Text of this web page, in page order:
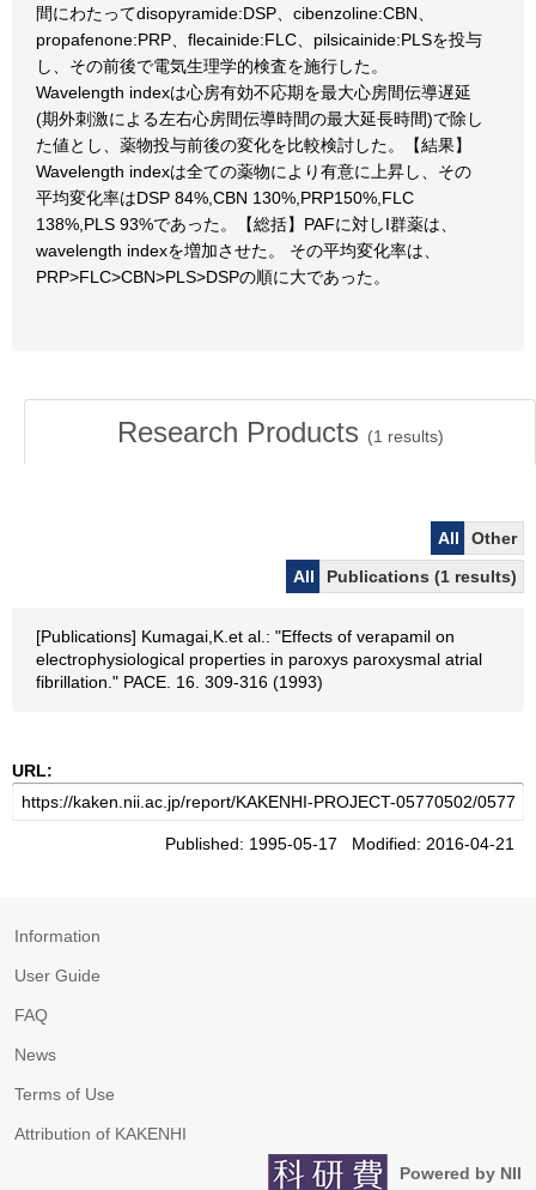
間にわたってdisopyramide:DSP、cibenzoline:CBN、
propafenone:PRP、flecainide:FLC、pilsicainide:PLSを投与
し、その前後で電気生理学的検査を施行した。
Wavelength indexは心房有効不応期を最大心房間伝導遅延
(期外刺激による左右心房間伝導時間の最大延長時間)で除し
た値とし、薬物投与前後の変化を比較検討した。【結果】
Wavelength indexは全ての薬物により有意に上昇し、その
平均変化率はDSP 84%,CBN 130%,PRP150%,FLC
138%,PLS 93%であった。【総括】PAFに対しI群薬は、
wavelength indexを増加させた。 その平均変化率は、
PRP>FLC>CBN>PLS>DSPの順に大であった。
Research Products (1 results)
All
Other
All
Publications (1 results)
[Publications] Kumagai,K.et al.: "Effects of verapamil on
electrophysiological properties in paroxys paroxysmal atrial
fibrillation." PACE. 16. 309-316 (1993)
URL:
Published: 1995-05-17 Modified: 2016-04-21
Information
User Guide
FAQ
News
Terms of Use
Attribution of KAKENHI
Powered by NII